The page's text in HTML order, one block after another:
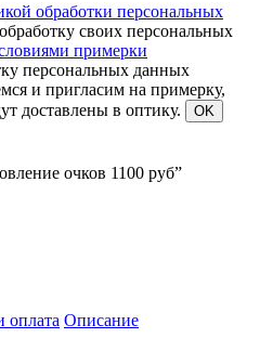
обработки персональных
своих персональных
примерки
персональных данных
и пригласим на примерку,
доставлены в оптику.
OK
очков 1100 руб”
оплата Описание